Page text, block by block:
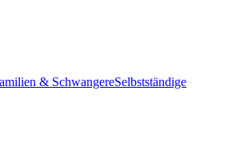
& SchwangereSelbstständige